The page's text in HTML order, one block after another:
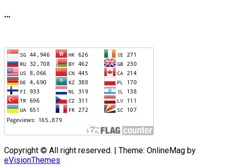
…
Copyright © All right reserved. | Theme: OnlineMag by
eVisionThemes